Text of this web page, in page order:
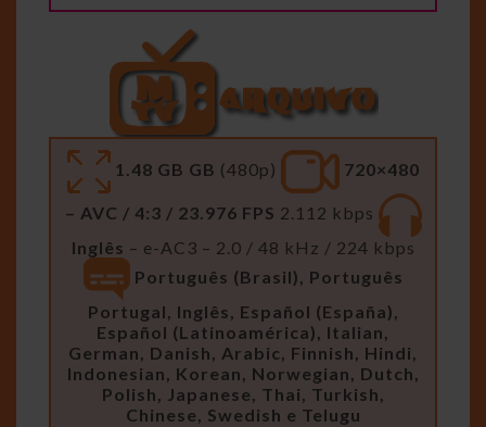
1.48 GB GB (480p) 720×480
– AVC / 4:3 / 23.976 FPS 2.112 kbps
Inglês – e-AC3 – 2.0 / 48 kHz / 224 kbps
Português (Brasil), Português
Portugal, Inglês, Español (España),
Español (Latinoamérica), Italian,
German, Danish, Arabic, Finnish, Hindi,
Indonesian, Korean, Norwegian, Dutch,
Polish, Japanese, Thai, Turkish,
Chinese, Swedish e Telugu